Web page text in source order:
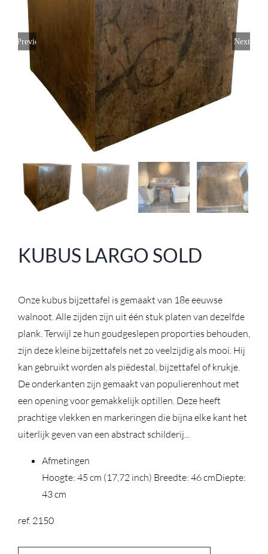
Previous Next
KUBUS LARGO SOLD
Onze kubus bijzettafel is gemaakt van 18e eeuwse
walnoot. Alle zijden zijn uit één stuk platen van dezelfde
plank. Terwijl ze hun goudgeslepen proporties behouden,
zijn deze kleine bijzettafels net zo veelzijdig als mooi. Hij
kan gebruikt worden als piëdestal, bijzettafel of krukje.
De onderkanten zijn gemaakt van populierenhout met
een opening voor gemakkelijk optillen. Deze heeft
prachtige vlekken en markeringen die bijna elke kant het
uiterlijk geven van een abstract schilderij...
Afmetingen
Hoogte: 45 cm (17,72 inch) Breedte: 46 cmDiepte:
43 cm
ref. 2150